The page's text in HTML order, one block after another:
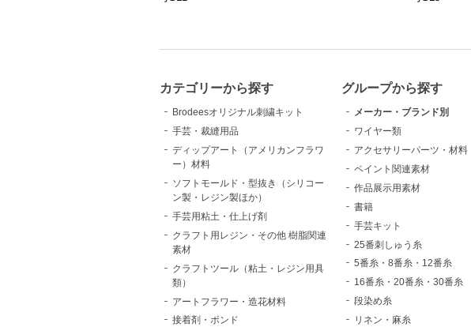
カテゴリーから探す
Brodeesオリジナル刺繍キット
手芸・裁縫用品
ディップアート（アメリカンフラワ
ー）材料
ソフトモールド・型抜き（シリコー
ン製・レジン製ほか）
手芸用粘土・仕上げ剤
クラフト用レジン・その他 樹脂関連
素材
クラフトツール（粘土・レジン用具
類）
アートフラワー・造花材料
接着剤・ボンド
グループから探す
メーカー・ブランド別
ワイヤー類
アクセサリーパーツ・材料
ペイント関連素材
作品展示用素材
書籍
手芸キット
25番刺しゅう糸
5番糸・8番糸・12番糸
16番糸・20番糸・30番糸
段染め糸
リネン・麻糸